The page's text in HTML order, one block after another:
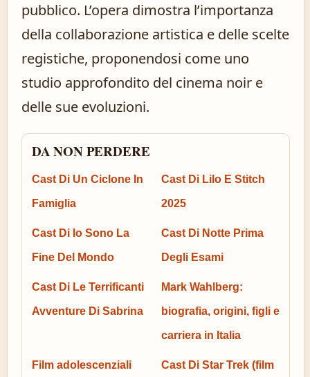
pubblico. L’opera dimostra l’importanza
della collaborazione artistica e delle scelte
registiche, proponendosi come uno
studio approfondito del cinema noir e
delle sue evoluzioni.
DA NON PERDERE
Cast Di Un Ciclone In
Famiglia
Cast Di Lilo E Stitch
2025
Cast Di Io Sono La
Fine Del Mondo
Cast Di Notte Prima
Degli Esami
Cast Di Le Terrificanti
Avventure Di Sabrina
Mark Wahlberg:
biografia, origini, figli e
carriera in Italia
Film adolescenziali Cast Di Star Trek (film